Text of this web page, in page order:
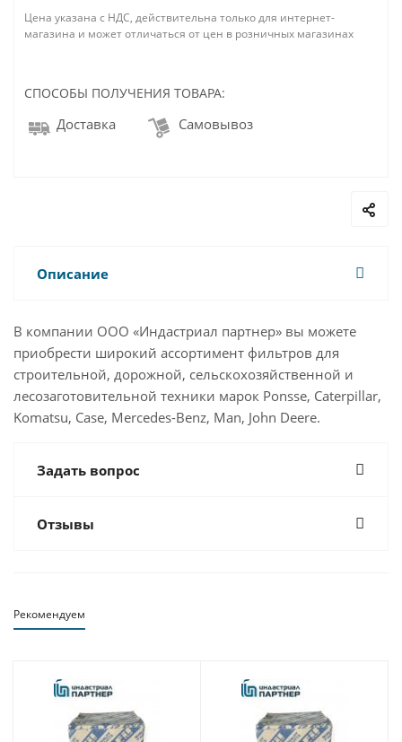
Цена указана с НДС, действительна только для интернет-
магазина и может отличаться от цен в розничных магазинах
СПОСОБЫ ПОЛУЧЕНИЯ ТОВАРА:
Доставка Самовывоз
Описание
В компании ООО «Индастриал партнер» вы можете
приобрести широкий ассортимент фильтров для
строительной, дорожной, сельскохозяйственной и
лесозаготовительной техники марок Ponsse, Caterpillar,
Komatsu, Case, Mercedes-Benz, Man, John Deere.
Задать вопрос
Отзывы
Рекомендуем